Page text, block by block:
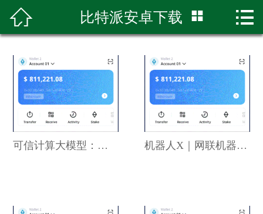
 首页
比特派钱包
比特派下载
bitpie下载
 比特派安卓下载  
可信计算大模型：筑BTC钱包牢 机器人X｜网联机器人以太坊钱